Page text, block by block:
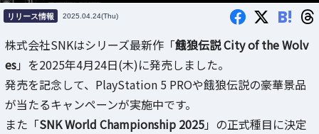
リリース情報 2025.04.24(Thu) B!
株式会社SNKはシリーズ最新作「餓狼伝説 City of the Wolv
es」を2025年4月24日(木)に発売しました。
発売を記念して、PlayStation 5 PROや餓狼伝説の豪華景品
が当たるキャンペーンが実施中です。
また「SNK World Championship 2025」の正式種目に決定